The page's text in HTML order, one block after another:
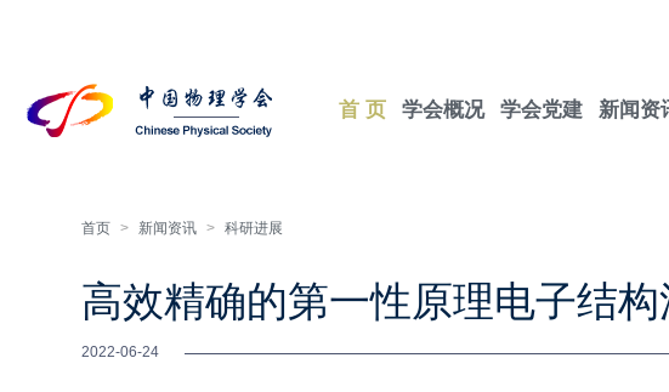
首 页 学会概况 学会党建 新闻资
首页 > 新闻资讯 > 科研进展
高效精确的第一性原理电子结
2022-06-24